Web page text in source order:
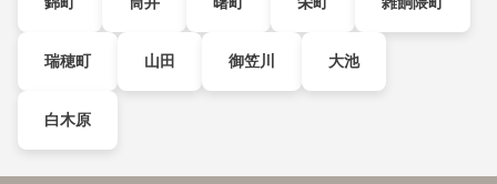
瑞穂町 山田 御笠川 大池
白木原